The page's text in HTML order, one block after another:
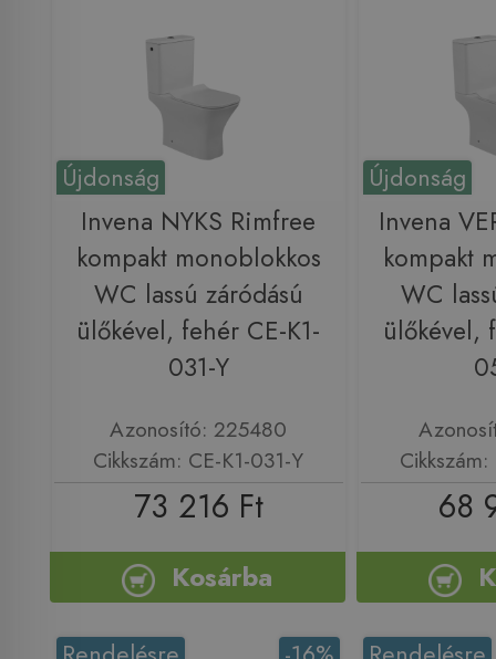
Újdonság
Invena NYKS Rimfree
kompakt monoblokkos
WC lassú záródású
ülőkével, fehér CE-K1-
031-Y
Azonosító: 225480
Cikkszám: CE-K1-031-Y
73 216 Ft
Kosárba
Újdonság
Invena
kompakt
WC
ülőkével,
68